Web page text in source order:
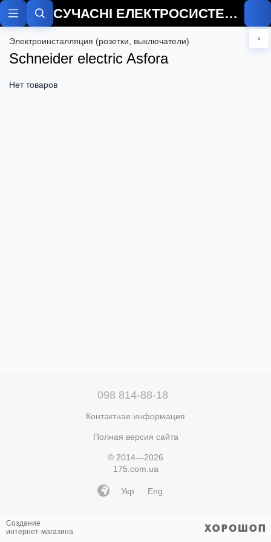
Электроинсталляция (розетки, выключатели)
Schneider electric Asfora
Нет товаров
098 814-88-18
Контактная информация
Полная версия сайта
© 2014—2026
175.com.ua
Укр Eng
Создание
интернет-магазина
СУЧАСНІ ЕЛЕКТРОСИСТЕМИ